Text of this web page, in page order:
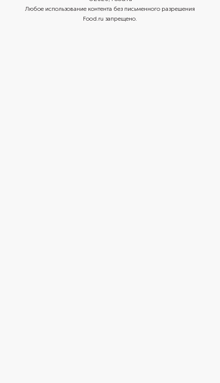
Любое использование контента без письменного разрешения
Food.ru запрещено.